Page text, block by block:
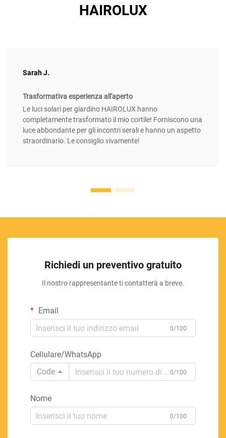
HAIROLUX
Sarah J.
Trasformativa esperienza all'aperto
Le luci solari per giardino HAIROLUX hanno
completamente trasformato il mio cortile! Forniscono una
luce abbondante per gli incontri serali e hanno un aspetto
straordinario. Le consiglio vivamente!
Richiedi un preventivo gratuito
Il nostro rappresentante ti contatterà a breve.
Email
0/100
Cellulare/WhatsApp
Code
0/100
Nome
0/100